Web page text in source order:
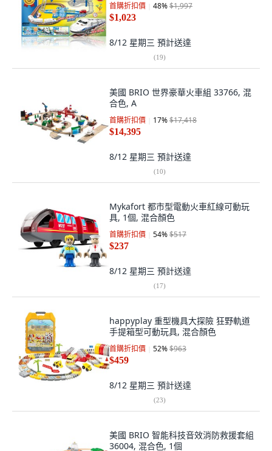
首購折扣價 48%$1,997
$1,023
8/12 星期三 預計送達
(19)
美國 BRIO 世界豪華火車組 33766, 混
合色, A
首購折扣價 17%$17,418
$14,395
8/12 星期三 預計送達
(10)
Mykafort 都市型電動火車紅線可動玩
具, 1個, 混合顏色
首購折扣價 54%$517
$237
8/12 星期三 預計送達
(17)
happyplay 重型機具大探險 狂野軌道
手提箱型可動玩具, 混合顏色
首購折扣價 52%$963
$459
8/12 星期三 預計送達
(23)
美國 BRIO 智能科技音效消防救援套組
36004, 混合色, 1個